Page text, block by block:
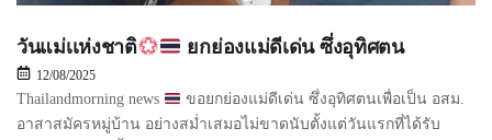
วันแม่เเห่งชาติ ยกย่องแม่ดีเด่น ซึ่งอุทิศตน
12/08/2025
Thailandmorning news
ขอยกย่องแม่ดีเด่น ซึ่งอุทิศตนเพื่อเป็น อสม.
อาสาสมัครหมู่บ้าน อย่างสม่ำเสมอไม่ขาดนับตั้งแต่วันแรกที่ได้รับ